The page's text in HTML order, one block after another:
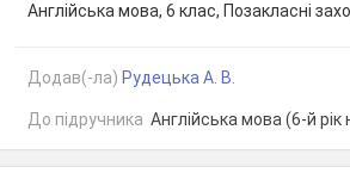
Англійська мова, 6 клас, Позакласні
Додав(-ла) Рудецька А. В.
До підручника Англійська мова (6-й